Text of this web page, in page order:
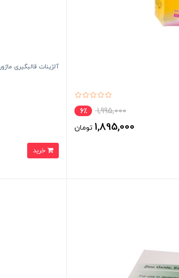
1,995,000 6٪
1,895,000 تومان
آلژینات قالبگیری ماژور Major Alginmajor